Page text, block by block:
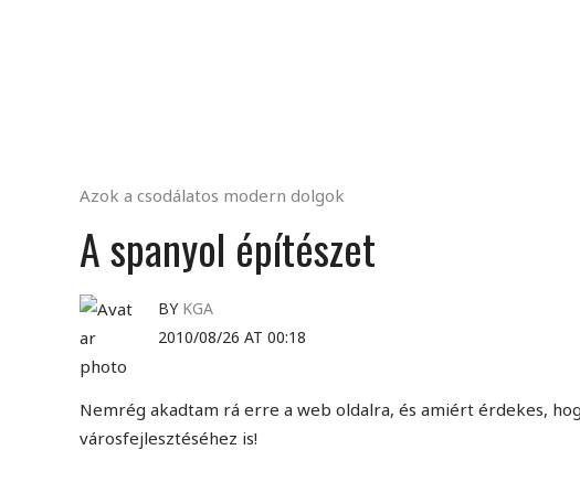
Azok a csodálatos modern dolgok
A spanyol építészet
BY KGA
2010/08/26 AT 00:18
Nemrég akadtam rá erre a web oldalra, és amiért érdekes,
városfejlesztéséhez is!